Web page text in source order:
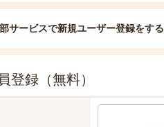
サービスで新規ユーザー登録をする
登録（無料）